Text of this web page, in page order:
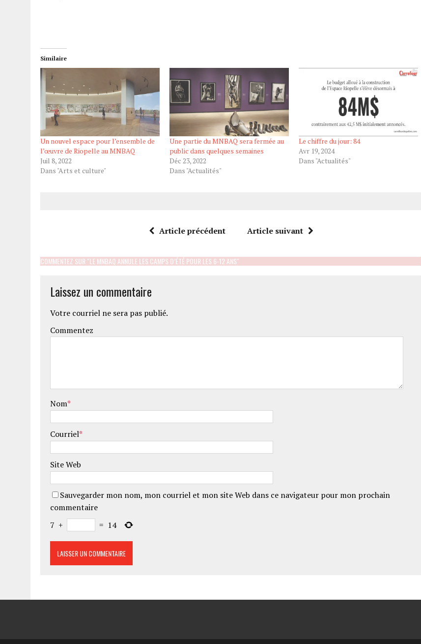
Similaire
Un nouvel espace pour l’ensemble de
l’œuvre de Riopelle au MNBAQ
Juil 8, 2022
Dans "Arts et culture"
Une partie du MNBAQ sera fermée au
public dans quelques semaines
Déc 23, 2022
Dans "Actualités"
Le chiffre du jour: 84
Avr 19, 2024
Dans "Actualités"
Article précédent Article suivant
COMMENTEZ SUR "LE MNBAQ ANNULE LES CAMPS D’ÉTÉ POUR LES 6-12 ANS"
Laissez un commentaire
Votre courriel ne sera pas publié.
Commentez
Nom*
Courriel*
Site Web
Sauvegarder mon nom, mon courriel et mon site Web dans ce navigateur pour mon prochain
commentaire
7 + = 14